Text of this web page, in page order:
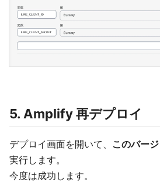
5. Amplify 再デプロイ
デプロイ画面を開いて、 このバー
実行します。
今度は成功します。